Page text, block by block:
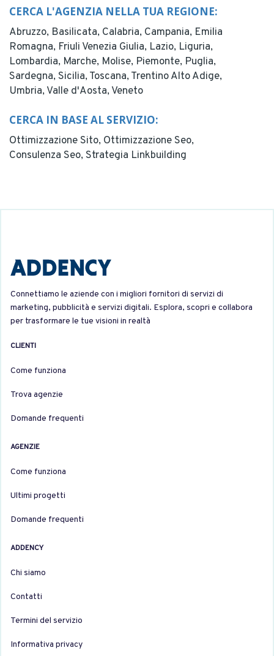
CERCA L'AGENZIA NELLA TUA REGIONE:
Abruzzo, Basilicata, Calabria, Campania, Emilia
Romagna, Friuli Venezia Giulia, Lazio, Liguria,
Lombardia, Marche, Molise, Piemonte, Puglia,
Sardegna, Sicilia, Toscana, Trentino Alto Adige,
Umbria, Valle d'Aosta, Veneto
CERCA IN BASE AL SERVIZIO:
Ottimizzazione Sito, Ottimizzazione Seo,
Consulenza Seo, Strategia Linkbuilding
Connettiamo le aziende con i migliori fornitori di servizi di
marketing, pubblicità e servizi digitali. Esplora, scopri e collabora
per trasformare le tue visioni in realtà
CLIENTI
Come funziona
Trova agenzie
Domande frequenti
AGENZIE
Come funziona
Ultimi progetti
Domande frequenti
ADDENCY
Chi siamo
Contatti
Termini del servizio
Informativa privacy